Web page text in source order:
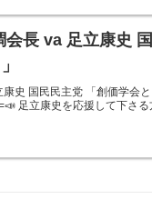
会長 va 足立康史
史 国民民主党 「創価学会
足立康史を応援して下